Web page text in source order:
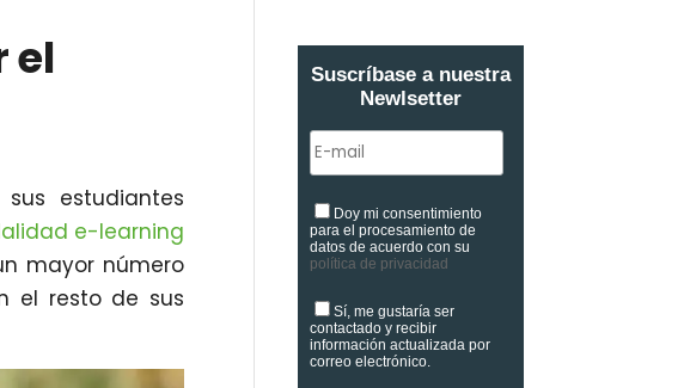
el
estudiantes
e-learning
mayor número
el resto de sus
Suscríbase a nuestra
Newlsetter
Doy mi consentimiento
para el procesamiento de
datos de acuerdo con su
política de privacidad
Sí, me gustaría ser
contactado y recibir
información actualizada por
correo electrónico.